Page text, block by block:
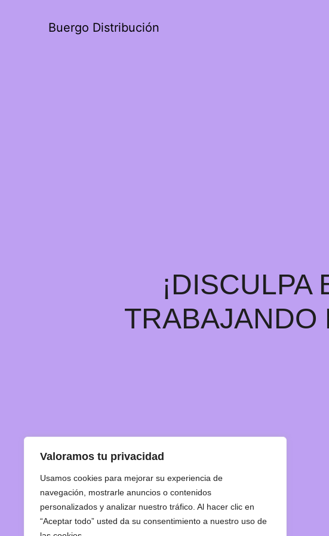
Valoramos tu privacidad
Usamos cookies para mejorar su experiencia de
navegación, mostrarle anuncios o contenidos
personalizados y analizar nuestro tráfico. Al hacer clic en
“Aceptar todo” usted da su consentimiento a nuestro uso de
Buergo Distribución
¡DISCULPA
TRABAJANDO